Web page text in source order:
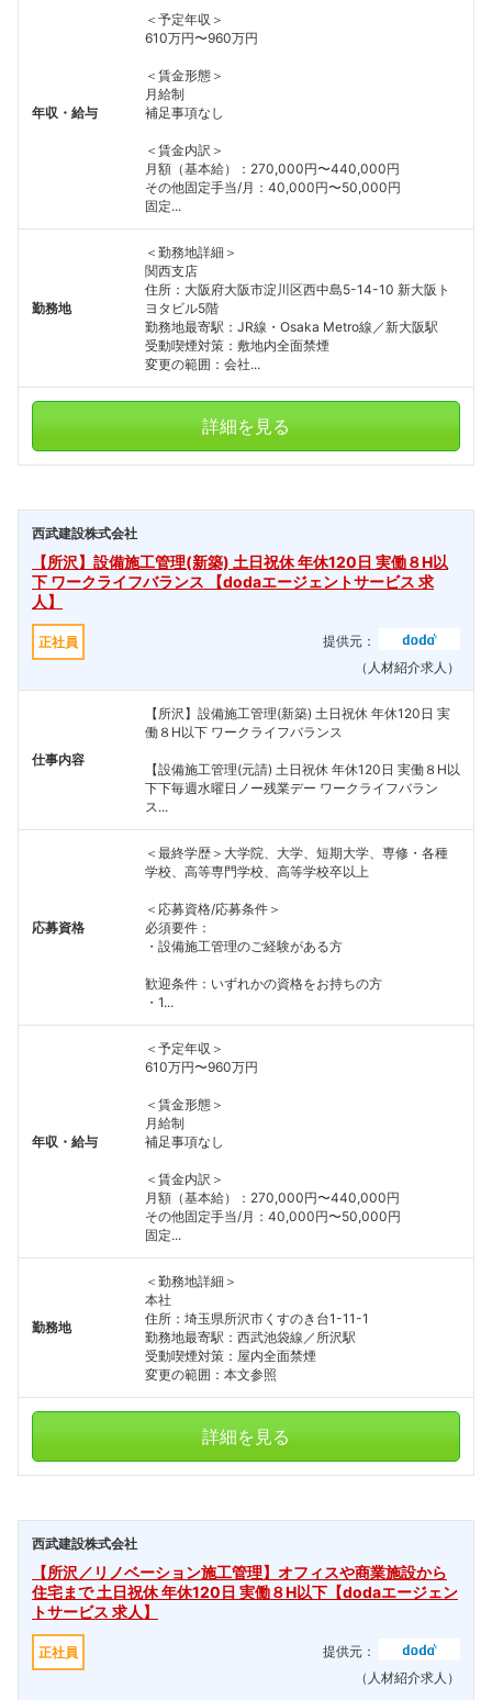
年収・給与
＜予定年収＞
610万円〜960万円
＜賃金形態＞
月給制
補足事項なし
＜賃金内訳＞
月額（基本給）：270,000円〜440,000円
その他固定手当/月：40,000円〜50,000円
固定...
勤務地
＜勤務地詳細＞
関西支店
住所：大阪府大阪市淀川区西中島5-14-10 新大阪ト
ヨタビル5階
勤務地最寄駅：JR線・Osaka Metro線／新大阪駅
受動喫煙対策：敷地内全面禁煙
変更の範囲：会社...
詳細を見る
西武建設株式会社
【所沢】設備施工管理(新築) 土日祝休 年休120日 実働８H以
下 ワークライフバランス 【dodaエージェントサービス 求
人】
正社員
提供元：
（人材紹介求人）
仕事内容
【所沢】設備施工管理(新築) 土日祝休 年休120日 実
働８H以下 ワークライフバランス
【設備施工管理(元請) 土日祝休 年休120日 実働８H以
下下毎週水曜日ノー残業デー ワークライフバラン
ス...
応募資格
＜最終学歴＞大学院、大学、短期大学、専修・各種
学校、高等専門学校、高等学校卒以上
＜応募資格/応募条件＞
必須要件：
・設備施工管理のご経験がある方
歓迎条件：いずれかの資格をお持ちの方
・1...
年収・給与
＜予定年収＞
610万円〜960万円
＜賃金形態＞
月給制
補足事項なし
＜賃金内訳＞
月額（基本給）：270,000円〜440,000円
その他固定手当/月：40,000円〜50,000円
固定...
勤務地
＜勤務地詳細＞
本社
住所：埼玉県所沢市くすのき台1-11-1
勤務地最寄駅：西武池袋線／所沢駅
受動喫煙対策：屋内全面禁煙
変更の範囲：本文参照
詳細を見る
西武建設株式会社
【所沢／リノベーション施工管理】オフィスや商業施設から
住宅まで 土日祝休 年休120日 実働８H以下【dodaエージェン
トサービス 求人】
正社員
提供元：
（人材紹介求人）